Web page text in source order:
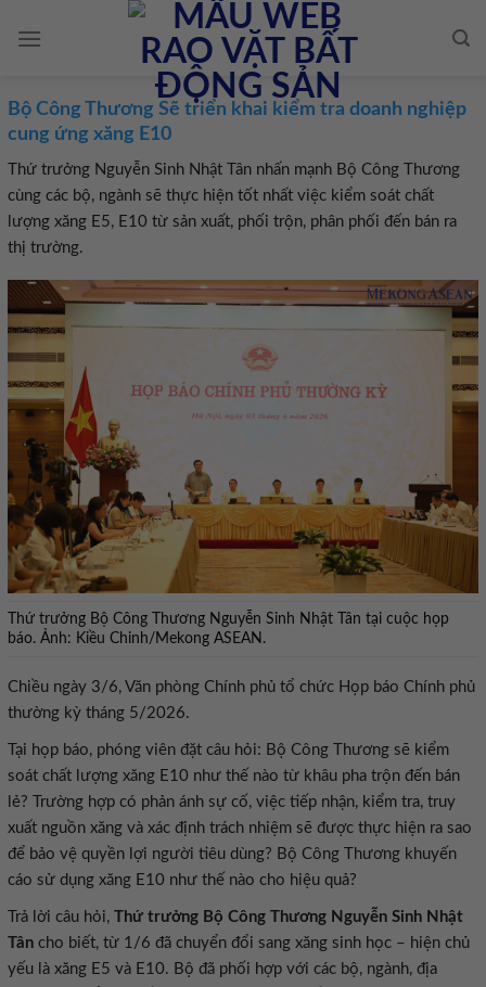
Bộ Công Thương Sẽ triển khai kiểm tra doanh nghiệp
cung ứng xăng E10
Thứ trưởng Nguyễn Sinh Nhật Tân nhấn mạnh Bộ Công Thương
cùng các bộ, ngành sẽ thực hiện tốt nhất việc kiểm soát chất
lượng xăng E5, E10 từ sản xuất, phối trộn, phân phối đến bán ra
thị trường.
Thứ trưởng Bộ Công Thương Nguyễn Sinh Nhật Tân tại cuộc họp
báo. Ảnh: Kiều Chinh/Mekong ASEAN.
Chiều ngày 3/6, Văn phòng Chính phủ tổ chức Họp báo Chính phủ
thường kỳ tháng 5/2026.
Tại họp báo, phóng viên đặt câu hỏi: Bộ Công Thương sẽ kiểm
soát chất lượng xăng E10 như thế nào từ khâu pha trộn đến bán
lẻ? Trường hợp có phản ánh sự cố, việc tiếp nhận, kiểm tra, truy
xuất nguồn xăng và xác định trách nhiệm sẽ được thực hiện ra sao
để bảo vệ quyền lợi người tiêu dùng? Bộ Công Thương khuyến
cáo sử dụng xăng E10 như thế nào cho hiệu quả?
Trả lời câu hỏi, Thứ trưởng Bộ Công Thương Nguyễn Sinh Nhật
Tân cho biết, từ 1/6 đã chuyển đổi sang xăng sinh học – hiện chủ
yếu là xăng E5 và E10. Bộ đã phối hợp với các bộ, ngành, địa